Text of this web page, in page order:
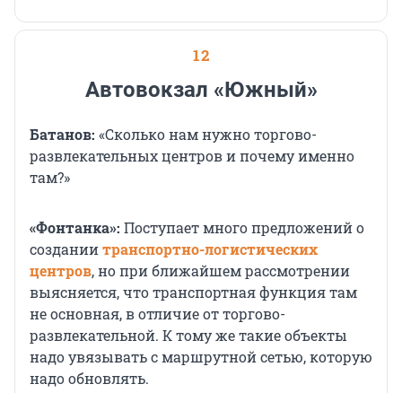
12
Автовокзал «Южный»
Батанов: «Сколько нам нужно торгово-
развлекательных центров и почему именно
там?»
«Фонтанка»: Поступает много предложений о
созданиитранспортно-логистических
центров, но при ближайшем рассмотрении
выясняется, что транспортная функция там
не основная, в отличие от торгово-
развлекательной. К тому же такие объекты
надо увязывать с маршрутной сетью, которую
надо обновлять.